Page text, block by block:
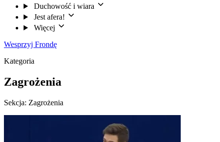
Duchowość i wiara
Jest afera!
Więcej
Wesprzyj Frondę
Kategoria
Zagrożenia
Sekcja: Zagrożenia